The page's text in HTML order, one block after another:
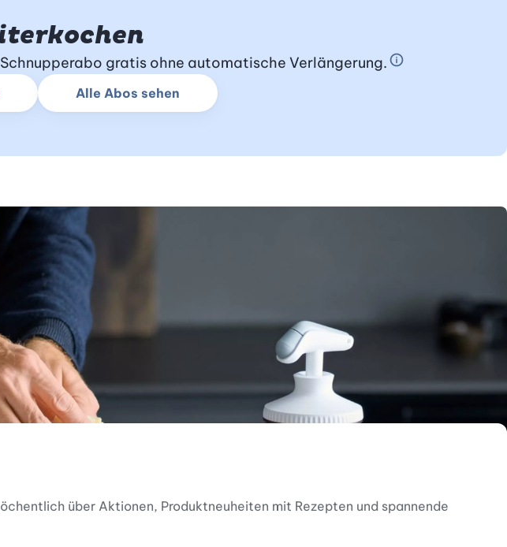
gratis ohne automatische Verlängerung.
Schnupperabo
Alle Abos sehen
über Aktionen, Produktneuheiten mit Rezepten und spannende